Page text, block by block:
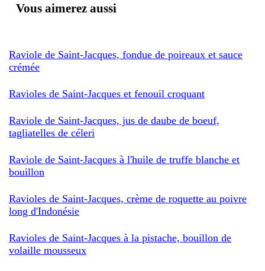
Vous aimerez aussi
Raviole de Saint-Jacques, fondue de poireaux et sauce
crémée
Ravioles de Saint-Jacques et fenouil croquant
Raviole de Saint-Jacques, jus de daube de boeuf,
tagliatelles de céleri
Raviole de Saint-Jacques à l'huile de truffe blanche et
bouillon
Ravioles de Saint-Jacques, crème de roquette au poivre
long d'Indonésie
Ravioles de Saint-Jacques à la pistache, bouillon de
volaille mousseux